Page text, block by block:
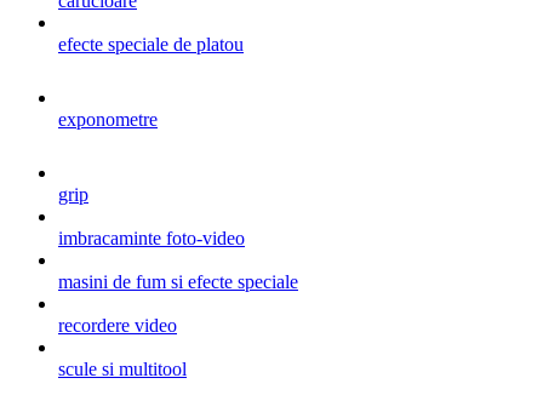
efecte speciale de platou
exponometre
grip
imbracaminte foto-video
masini de fum si efecte speciale
recordere video
scule si multitool